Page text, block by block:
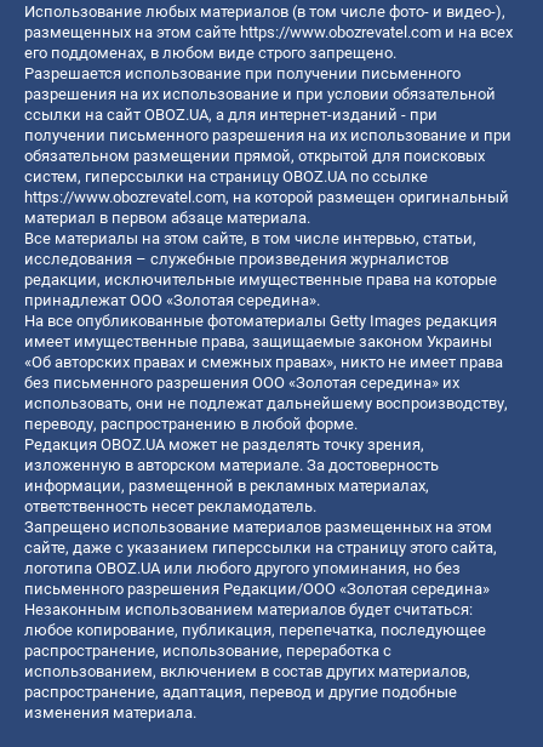
Использование любых материалов (в том числе фото- и видео-),
размещенных на этом сайте https://www.obozrevatel.com и на всех
его поддоменах, в любом виде строго запрещено.
Разрешается использование при получении письменного
разрешения на их использование и при условии обязательной
ссылки на сайт OBOZ.UA, а для интернет-изданий - при
получении письменного разрешения на их использование и при
обязательном размещении прямой, открытой для поисковых
систем, гиперссылки на страницу OBOZ.UA по ссылке
https://www.obozrevatel.com, на которой размещен оригинальный
материал в первом абзаце материала.
Все материалы на этом сайте, в том числе интервью, статьи,
исследования – служебные произведения журналистов
редакции, исключительные имущественные права на которые
принадлежат ООО «Золотая середина».
На все опубликованные фотоматериалы Getty Images редакция
имеет имущественные права, защищаемые законом Украины
«Об авторских правах и смежных правах», никто не имеет права
без письменного разрешения ООО «Золотая середина» их
использовать, они не подлежат дальнейшему воспроизводству,
переводу, распространению в любой форме.
Редакция OBOZ.UA может не разделять точку зрения,
изложенную в авторском материале. За достоверность
информации, размещенной в рекламных материалах,
ответственность несет рекламодатель.
Запрещено использование материалов размещенных на этом
сайте, даже с указанием гиперссылки на страницу этого сайта,
логотипа OBOZ.UA или любого другого упоминания, но без
письменного разрешения Редакции/ООО «Золотая середина»
Незаконным использованием материалов будет считаться:
любое копирование, публикация, перепечатка, последующее
распространение, использование, переработка с
использованием, включением в состав других материалов,
распространение, адаптация, перевод и другие подобные
изменения материала.